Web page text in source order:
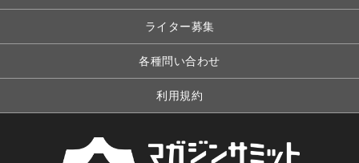
ライター募集
各種問い合わせ
利用規約